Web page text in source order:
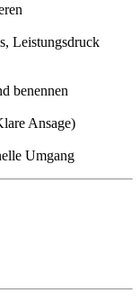
Leistungsdruck
benennen
Ansage)
Umgang